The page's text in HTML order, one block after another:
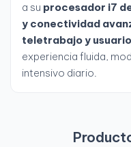
a su procesador i7
y conectividad
teletrabajo y
experiencia fluida,
intensivo diario.